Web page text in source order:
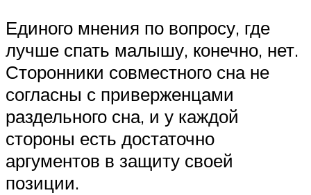
Единого мнения по вопросу, где
лучше спать малышу, конечно, нет.
Сторонники совместного сна не
согласны с приверженцами
раздельного сна, и у каждой
стороны есть достаточно
аргументов в защиту своей
позиции.